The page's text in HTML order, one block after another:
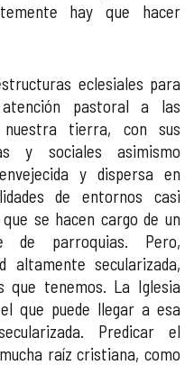
hay que hacer
eclesiales para
pastoral a las
nuestra tierra, con sus
y sociales asimismo
y dispersa en
de entornos casi
se hacen cargo de un
de parroquias. Pero,
altamente secularizada,
que tenemos. La Iglesia
que puede llegar a esa
Predicar el
raíz cristiana, como